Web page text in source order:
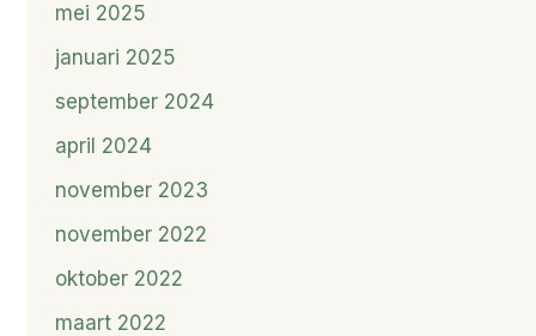
mei 2025
januari 2025
september 2024
april 2024
november 2023
november 2022
oktober 2022
maart 2022